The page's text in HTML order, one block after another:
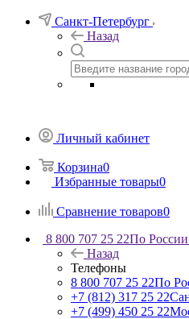
Санкт-Петербург
Назад
Личный кабинет
Корзина0
Избранные товары0
Сравнение товаров0
8 800 707 25 22По России
Назад
Телефоны
8 800 707 25 22По
+7 (812) 317 25 22
+7 (499) 450 25 22